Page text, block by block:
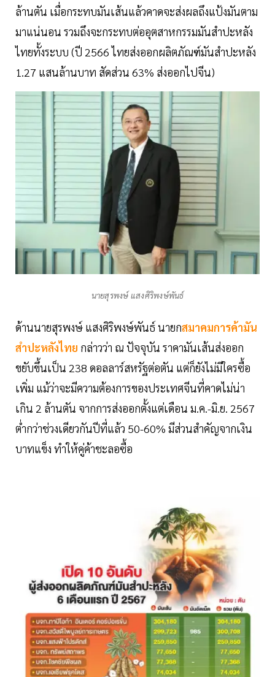
ล้านตัน เมื่อกระทบมันเส้นแล้วคาดจะส่งผลถึงแป้งมันตาม
มาแน่นอน รวมถึงจะกระทบต่ออุตสาหกรรมมันสำปะหลัง
ไทยทั้งระบบ (ปี 2566 ไทยส่งออกผลิตภัณฑ์มันสำปะหลัง
1.27 แสนล้านบาท สัดส่วน 63% ส่งออกไปจีน)
นายสุรพงษ์ แสงศิริพงษ์พันธ์
ด้านนายสุรพงษ์ แสงศิริพงษ์พันธ์ นายกสมาคมการค้ามัน
สำปะหลังไทย กล่าวว่า ณ ปัจจุบัน ราคามันเส้นส่งออก
ขยับขึ้นเป็น 238 ดอลลาร์สหรัฐต่อตัน แต่ก็ยังไม่มีใครซื้อ
เพิ่ม แม้ว่าจะมีความต้องการของประเทศจีนที่คาดไม่น่า
เกิน 2 ล้านตัน จากการส่งออกตั้งแต่เดือน ม.ค.-มิ.ย. 2567
ต่ำกว่าช่วงเดียวกันปีที่แล้ว 50-60% มีส่วนสำคัญจากเงิน
บาทแข็ง ทำให้คู่ค้าชะลอซื้อ